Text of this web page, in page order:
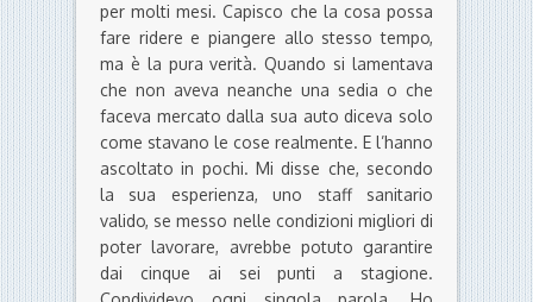
per molti mesi. Capisco che la cosa possa
fare ridere e piangere allo stesso tempo,
ma è la pura verità. Quando si lamentava
che non aveva neanche una sedia o che
faceva mercato dalla sua auto diceva solo
come stavano le cose realmente. E l’hanno
ascoltato in pochi. Mi disse che, secondo
la sua esperienza, uno staff sanitario
valido, se messo nelle condizioni migliori di
poter lavorare, avrebbe potuto garantire
dai cinque ai sei punti a stagione.